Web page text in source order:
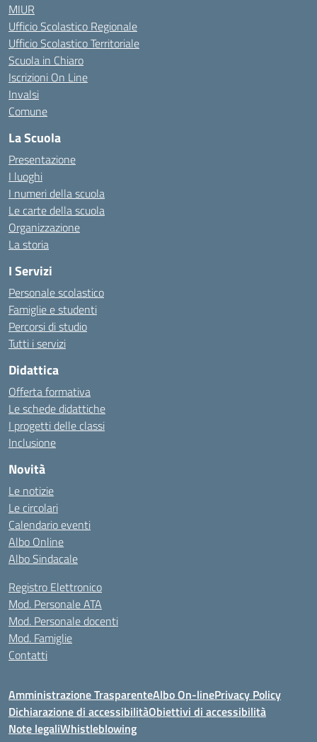
MIUR
Ufficio Scolastico Regionale
Ufficio Scolastico Territoriale
Scuola in Chiaro
Iscrizioni On Line
Invalsi
Comune
La Scuola
Presentazione
I luoghi
I numeri della scuola
Le carte della scuola
Organizzazione
La storia
I Servizi
Personale scolastico
Famiglie e studenti
Percorsi di studio
Tutti i servizi
Didattica
Offerta formativa
Le schede didattiche
I progetti delle classi
Inclusione
Novità
Le notizie
Le circolari
Calendario eventi
Albo Online
Albo Sindacale
Registro Elettronico
Mod. Personale ATA
Mod. Personale docenti
Mod. Famiglie
Contatti
Amministrazione TrasparenteAlbo On-linePrivacy Policy
Dichiarazione di accessibilitàObiettivi di accessibilità
Note legaliWhistleblowing